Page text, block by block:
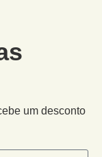
um desconto